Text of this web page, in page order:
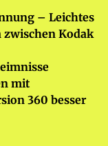
– Leichtes
Kodak
mit
360 besser